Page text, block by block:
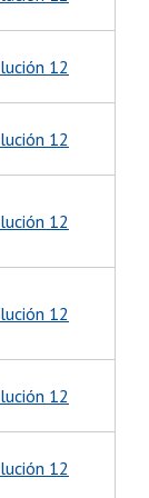
12
12
12
12
12
12